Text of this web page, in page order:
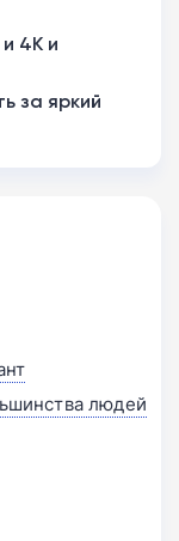
4K и
за яркий
людей